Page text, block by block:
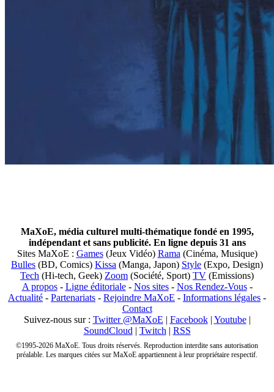
MaXoE, média culturel multi-thématique fondé en 1995,
indépendant et sans publicité. En ligne depuis 31 ans
Sites MaXoE : Games(Jeux Vidéo) Rama (Cinéma, Musique)
Bulles (BD, Comics) Kissa (Manga, Japon) Style (Expo, Design)
Tech (Hi-tech, Geek) Zoom (Société, Sport) TV (Emissions)
A propos- Ligne éditoriale- Nos sites- Nos Rendez-Vous-
Actualité - Partenariats - Rejoindre MaXoE - Informations légales -
Contact
Suivez-nous sur : Twitter @MaXoE | Facebook| Youtube|
SoundCloud | Twitch | RSS
©1995-2026 MaXoE. Tous droits réservés. Reproduction interdite sans autorisation
préalable. Les marques citées sur MaXoE appartiennent à leur propriétaire respectif.